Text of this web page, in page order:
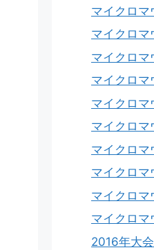
マイクロ
マイクロ
マイクロ
マイクロ
マイクロ
マイクロマ
マイクロ
マイクロマ
マイクロマ
マイクロマ
2016年大